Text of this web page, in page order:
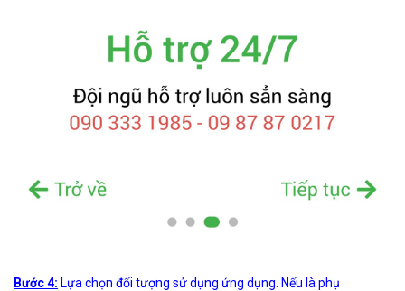
Bước 4: Lựa chọn đối tượng sử dụng ứng dụng. Nếu là phụ